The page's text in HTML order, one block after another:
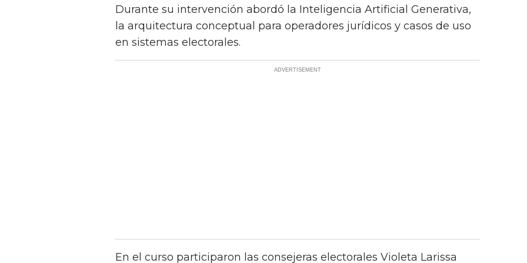
Durante su intervención abordó la Inteligencia Artificial Generativa,
la arquitectura conceptual para operadores jurídicos y casos de uso
en sistemas electorales.
En el curso participaron las consejeras electorales Violeta Larissa